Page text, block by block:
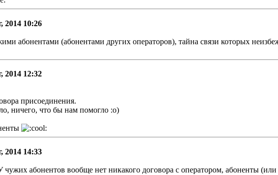
2014 10:26
абонентами (абонентами других операторов), тайна связи которых
2014 12:32
присоединения.
ничего, что бы нам помогло :о)
2014 14:33
абонентов вообще нет никакого договора с оператором, абоненты (или